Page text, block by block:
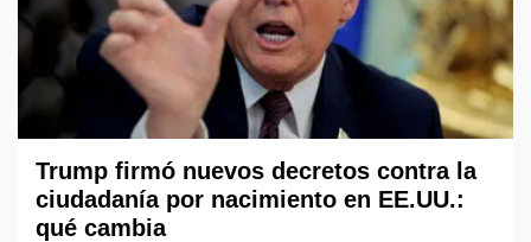
Trump firmó nuevos decretos contra la
ciudadanía por nacimiento en EE.UU.:
qué cambia